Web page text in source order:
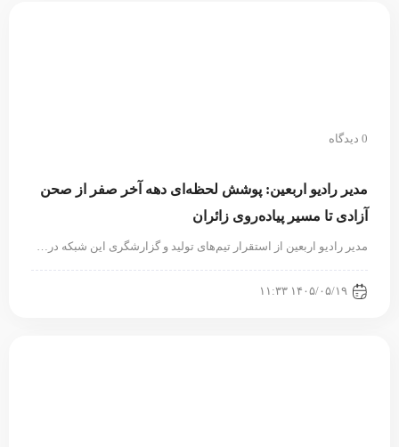
0 دیدگاه
مدیر رادیو اربعین: پوشش لحظه‌ای دهه آخر صفر از صحن
آزادی تا مسیر پیاده‌روی زائران
مدیر رادیو اربعین از استقرار تیم‌های تولید و گزارشگری این شبکه در…
۱۴۰۵/۰۵/۱۹ ۱۱:۳۳